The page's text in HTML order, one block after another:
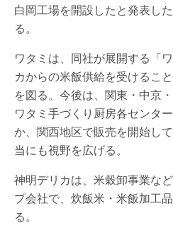
白岡工場を開設したと発表し
る。
ワタミは、同社が展開する「
カからの米飯供給を受けるこ
を図る。今後は、関東・中京
ワタミ手づくり厨房各センタ
か、関西地区で販売を開始し
当にも視野を広げる。
神明デリカは、米穀卸事業な
プ会社で、炊飯米・米飯加工
る。